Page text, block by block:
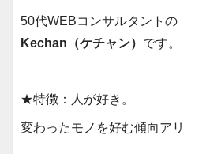
50代WEBコンサルタントの
Kechan（ケチャン） です。
★特徴：人が好き。
変わったモノを好む傾向アリ